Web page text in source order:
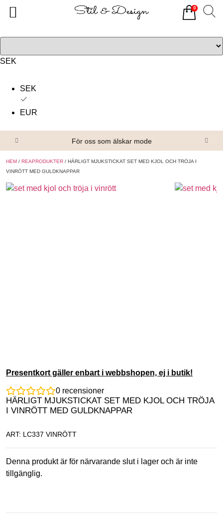
SEK
SEK
EUR
För oss som älskar mode
HEM / REAPRODUKTER / HÄRLIGT MJUKSTICKAT SET MED KJOL OCH TRÖJA I
VINRÖTT MED GULDKNAPPAR
Presentkort gäller enbart i webbshopen, ej i butik!
0 recensioner
HÄRLIGT MJUKSTICKAT SET MED KJOL OCH TRÖJA
I VINRÖTT MED GULDKNAPPAR
ART: LC337 VINRÖTT
Denna produkt är för närvarande slut i lager och är inte
tillgänglig.
0
Alla produkter
Om oss